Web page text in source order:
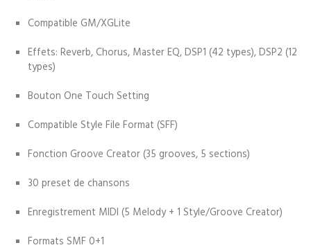
Compatible GM/XGLite
Effets: Reverb, Chorus, Master EQ, DSP1 (42 types), DSP2 (12
types)
Bouton One Touch Setting
Compatible Style File Format (SFF)
Fonction Groove Creator (35 grooves, 5 sections)
30 preset de chansons
Enregistrement MIDI (5 Melody + 1 Style/Groove Creator)
Formats SMF 0+1